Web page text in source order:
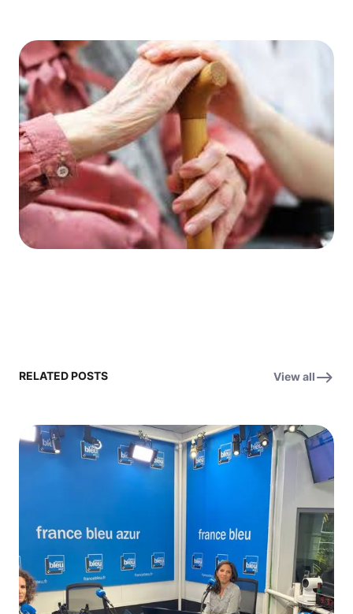
RELATED POSTS View all